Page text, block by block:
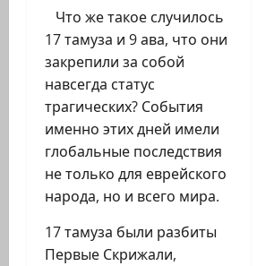
Что же такое случилось
17 тамуза и 9 ава, что они
закрепили за собой
навсегда статус
трагических? События
именно этих дней имели
глобальные последствия
не только для еврейского
народа, но и всего мира.
17 тамуза были разбиты
Первые Скрижали,